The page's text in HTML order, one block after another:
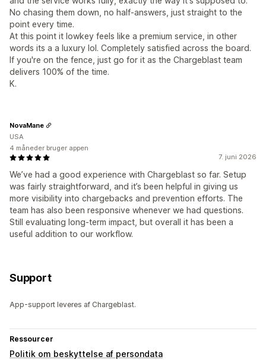
No chasing them down, no half-answers, just straight to the
point every time.
At this point it lowkey feels like a premium service, in other
words its a a luxury lol. Completely satisfied across the board.
If you're on the fence, just go for it as the Chargeblast team
delivers 100% of the time.
K.
7. juni 2026
We’ve had a good experience with Chargeblast so far. Setup
was fairly straightforward, and it’s been helpful in giving us
more visibility into chargebacks and prevention efforts. The
team has also been responsive whenever we had questions.
Still evaluating long-term impact, but overall it has been a
useful addition to our workflow.
NovaMane
USA
4 måneder bruger appen
Support
App-support leveres af Chargeblast.
Ressourcer
Politik om beskyttelse af persondata